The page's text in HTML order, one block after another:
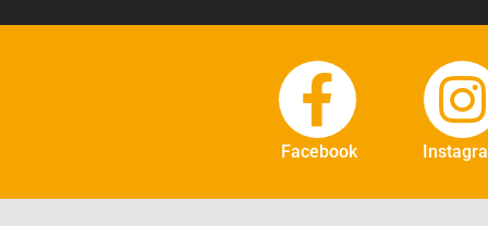
Facebook